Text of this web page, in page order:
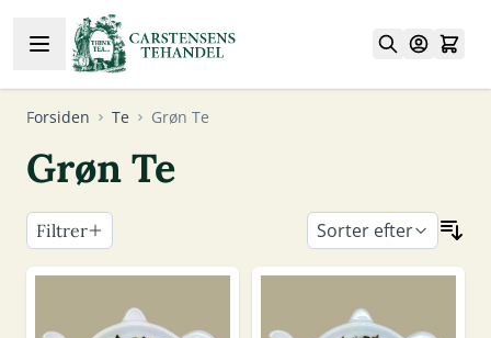
Skip to Content
Forsiden Te Grøn Te
Grøn Te
Filtrer
Skip to product list
Sorter efter